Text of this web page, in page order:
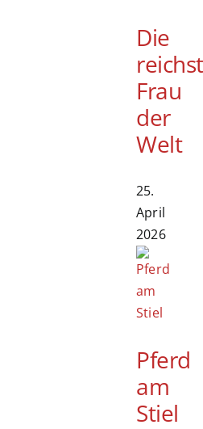
Die
Frau
der
Welt
25.
April
2026
Pferd
am
Stiel